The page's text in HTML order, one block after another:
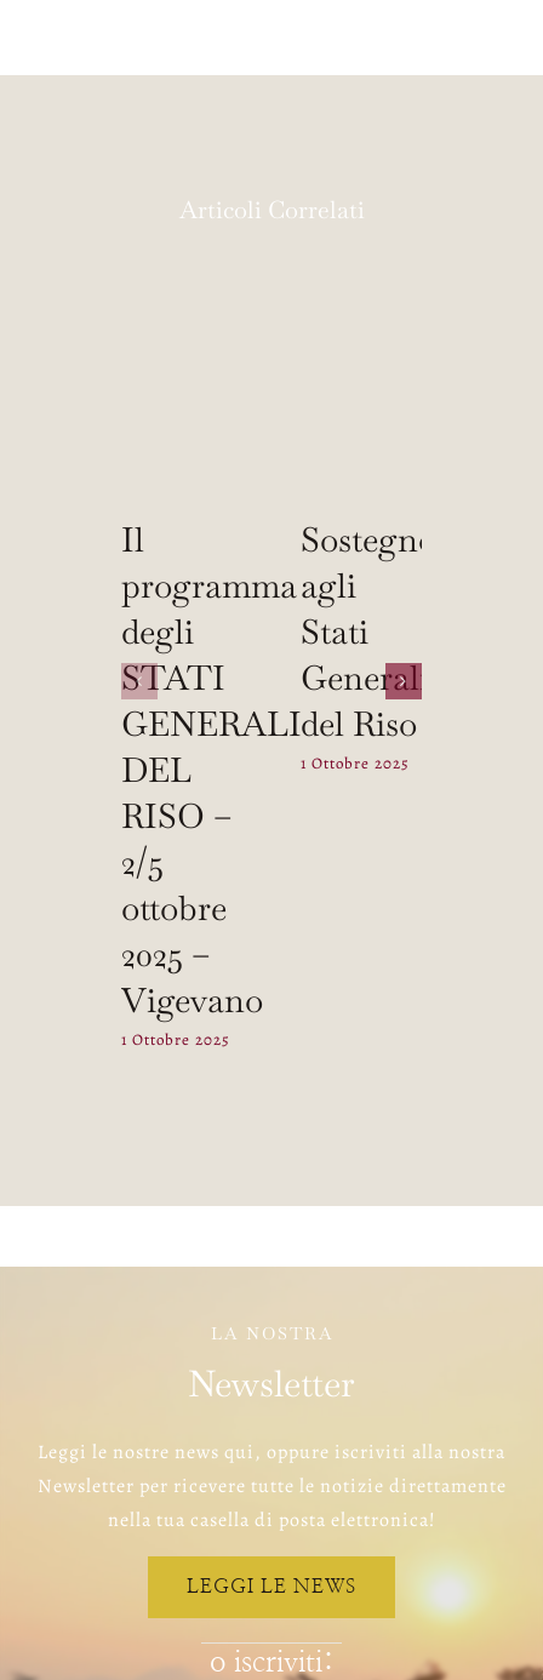
Articoli Correlati
Il
programma
degli
STATI
GENERALI
DEL
RISO –
2/5
ottobre
2025 –
Vigevano
1 Ottobre 2025
Sostegno
agli
Stati
Generali
del Riso
1 Ottobre 2025
LA NOSTRA
Newsletter
Leggi le nostre news qui, oppure iscriviti alla nostra
Newsletter per ricevere tutte le notizie direttamente
nella tua casella di posta elettronica!
LEGGI LE NEWS
o iscriviti: